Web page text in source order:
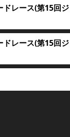
レース(第15回
レース(第15回